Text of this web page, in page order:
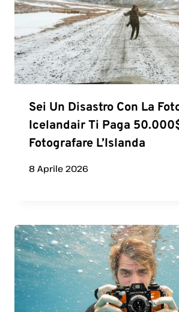
Sei Un Disastro Con La
Icelandair Ti Paga
Fotografare L’Islanda
8 Aprile 2026